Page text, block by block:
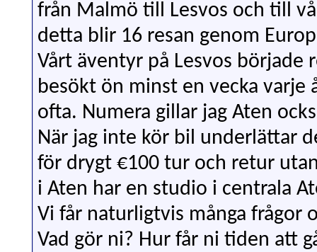
från Malmö till Lesvos och till
detta blir 16 resan genom
Vårt äventyr på Lesvos började
besökt ön minst en vecka
ofta. Numera gillar jag Aten
När jag inte kör bil underlättar
för drygt €100 tur och retur
i Aten har en studio i centrala
Vi får naturligtvis många frågor
Vad gör ni? Hur får ni tiden att